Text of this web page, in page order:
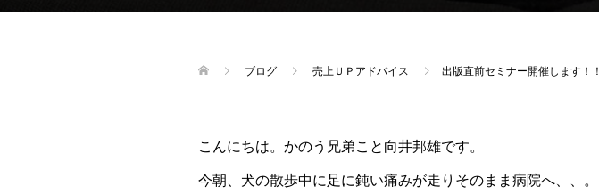
ブログ 売上ＵＰアドバイス 出版直前セミナー開催します！！
こんにちは。かのう兄弟こと向井邦雄です。
今朝、犬の散歩中に足に鈍い痛みが走りそのまま病院へ、、。